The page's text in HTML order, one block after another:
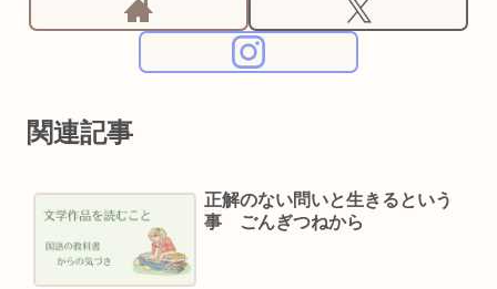
関連記事
正解のない問いと生きるという
事 ごんぎつねから